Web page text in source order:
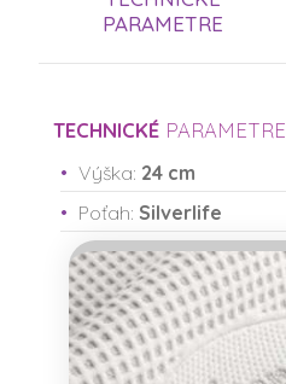
PARAMETRE
TECHNICKÉ PARAMETRE
Výška: 24 cm
Poťah: Silverlife